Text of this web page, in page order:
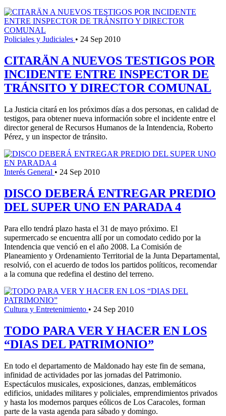
Policiales y Judiciales • 24 Sep 2010
CITARÄN A NUEVOS TESTIGOS POR
INCIDENTE ENTRE INSPECTOR DE
TRÁNSITO Y DIRECTOR COMUNAL
La Justicia citará en los próximos días a dos personas, en calidad de
testigos, para obtener nueva información sobre el incidente entre el
director general de Recursos Humanos de la Intendencia, Roberto
Pérez, y un inspector de tránsito.
Interés General • 24 Sep 2010
DISCO DEBERÁ ENTREGAR PREDIO
DEL SUPER UNO EN PARADA 4
Para ello tendrá plazo hasta el 31 de mayo próximo. El
supermercado se encuentra allí por un comodato cedido por la
Intendencia que venció en el año 2008. La Comisión de
Planeamiento y Ordenamiento Territorial de la Junta Departamental,
resolvió, con el acuerdo de todos los partidos políticos, recomendar
a la comuna que redefina el destino del terreno.
Cultura y Entretenimiento • 24 Sep 2010
TODO PARA VER Y HACER EN LOS
“DIAS DEL PATRIMONIO”
En todo el departamento de Maldonado hay este fin de semana,
infinidad de actividades por las jornadas del Patrimonio.
Espectáculos musicales, exposiciones, danzas, emblemáticos
edificios, unidades militares y policiales, emprendimientos privados
y hasta los modernos parques eólicos de Los Caracoles, forman
parte de la vasta agenda para sábado y domingo.